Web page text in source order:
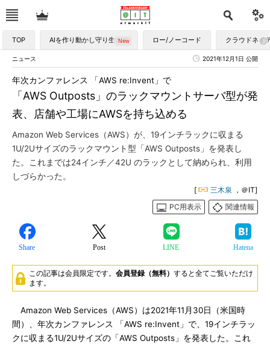
TOP AIを作り動かし守り生かす ロー/ノーコード クラウドネイ
ニュース 2021年12月1日 公開
「AWS Outposts」のラックマウントサーバ型が発
表、店舗や工場にAWSを持ち込める
年次カンファレンス 「AWS re:Invent」で
Amazon Web Services（AWS）が、19インチラックに収まる
1U/2Uサイズのラックマウント型「AWS Outposts」を発表し
た。これまでは24インチ／42U のラックとして納められ、利用
しづらかった。
[ 三木泉 ，＠IT]
PC用表示
関連情報
Share Post LINE Hatena
この記事は会員限定です。 会員登録（無料） すると全てご覧いただけ
ます。
Amazon Web Services（AWS）は2021年11月30日（米国時
間）、年次カンファレンス 「AWS re:Invent」で、19インチラッ
クに収まる1U/2Uサイズの「AWS Outposts」を発表した。これ